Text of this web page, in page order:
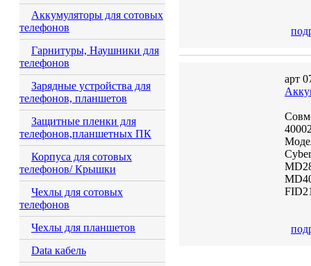
Аккумуляторы для сотовых
телефонов
Гарнитуры, Наушники для
телефонов
Зарядные устройства для
телефонов, планшетов
Защитные пленки для
телефонов,планшетных ПК
Корпуса для сотовых
телефонов/ Крышки
Чехлы для сотовых
телефонов
Чехлы для планшетов
Data кабель
арт